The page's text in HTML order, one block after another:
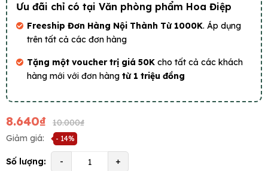
Ưu đãi chỉ có tại Văn phòng phẩm Hoa Điệp
Freeship Đơn Hàng Nội Thành Từ 1000K. Áp dụng
trên tất cả các đơn hàng
Tặng một voucher trị giá 50K cho tất cả các khách
hàng mới với đơn hàng từ 1 triệu đồng
8.640₫
10.000₫
Giảm giá:
- 14%
Số lượng: - +